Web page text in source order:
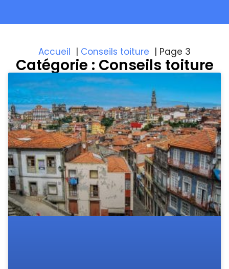
Accueil Conseils toiture Page 3
Catégorie : Conseils toiture